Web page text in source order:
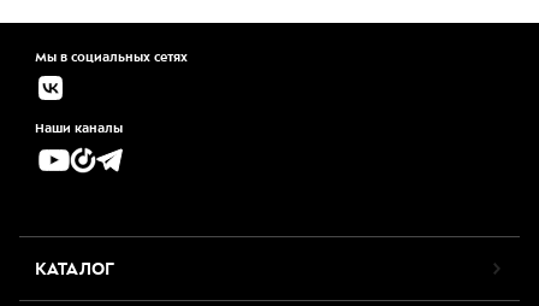
Мы в социальных сетях
Наши каналы
КАТАЛОГ